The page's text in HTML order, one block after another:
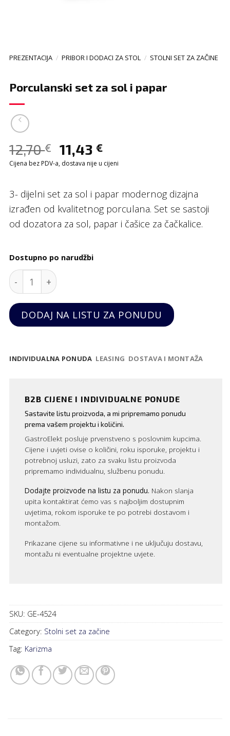
PREZENTACIJA / PRIBOR I DODACI ZA STOL / STOLNI SET ZA ZAČINE
Porculanski set za sol i papar
12,70€ 11,43 €
Cijena bez PDV-a, dostava nije u cijeni
3- dijelni set za sol i papar modernog dizajna
izrađen od kvalitetnog porculana. Set se sastoji
od dozatora za sol, papar i čašice za čačkalice.
Dostupno po narudžbi
Porculanski set za sol i papar quantity
DODAJ NA LISTU ZA PONUDU
INDIVIDUALNA PONUDA LEASING DOSTAVA I MONTAŽA
B2B CIJENE I INDIVIDUALNE PONUDE
Sastavite listu proizvoda, a mi pripremamo ponudu
prema vašem projektu i količini.
GastroElekt posluje prvenstveno s poslovnim kupcima.
Cijene i uvjeti ovise o količini, roku isporuke, projektu i
potrebnoj usluzi, zato za svaku listu proizvoda
pripremamo individualnu, službenu ponudu.
Dodajte proizvode na listu za ponudu. Nakon slanja
upita kontaktirat ćemo vas s najboljim dostupnim
uvjetima, rokom isporuke te po potrebi dostavom i
montažom.
Prikazane cijene su informativne i ne uključuju dostavu,
montažu ni eventualne projektne uvjete.
SKU: GE-4524
Category: Stolni set za začine
Tag: Karizma